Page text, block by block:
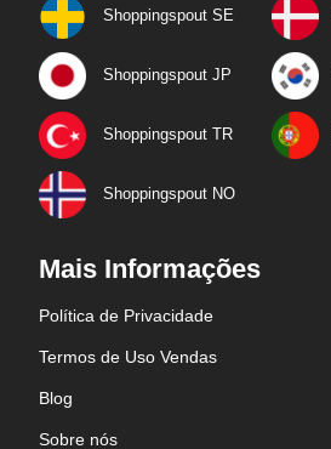
Shoppingspout SE
Shoppingspout JP
Shoppingspout TR
Shoppingspout NO
Mais Informações
Política de Privacidade
Termos de Uso Vendas
Blog
Sobre nós